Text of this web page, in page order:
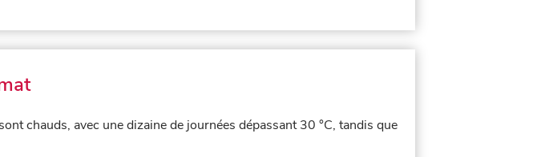
chauds, avec une dizaine de journées dépassant 30 °C, tandis que